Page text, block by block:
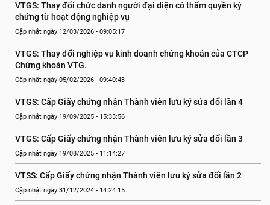
VTGS: Thay đổi chức danh người đại diện có thẩm quyền ký
chứng từ hoạt động nghiệp vụ
Cập nhật ngày 12/03/2026 - 09:05:17
VTGS: Thay đổi nghiệp vụ kinh doanh chứng khoán của CTCP
Chứng khoán VTG.
Cập nhật ngày 05/02/2026 - 09:40:43
VTGS: Cấp Giấy chứng nhận Thành viên lưu ký sửa đổi lần 4
Cập nhật ngày 19/09/2025 - 15:33:56
VTGS: Cấp Giấy chứng nhận Thành viên lưu ký sửa đổi lần 3
Cập nhật ngày 19/08/2025 - 11:14:27
VTSS: Cấp Giấy chứng nhận Thành viên lưu ký sửa đổi lần 2
Cập nhật ngày 31/12/2024 - 14:24:15